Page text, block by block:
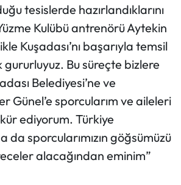
tesislerde hazırlandıklarını
Kulübü antrenörü Aytekin
Kuşadası’nı başarıyla temsil
Bu süreçte bizlere
Belediyesi’ne ve
Günel’e sporcularım ve aileleri
ediyorum. Türkiye
da sporcularımızın göğsümüzü
alacağından eminim”